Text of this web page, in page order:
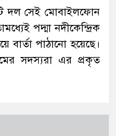
দল সেই মোবাইলফোন
পদ্মা নদীকেন্দ্রিক
পাঠানো হয়েছে।
সদস্যরা এর প্রকৃত